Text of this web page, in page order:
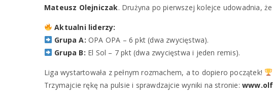
Mateusz Olejniczak. Drużyna po pierwszej kolejce udowadnia,
Aktualni liderzy:
Grupa A: OPA OPA – 6 pkt (dwa zwycięstwa).
Grupa B: El Sol – 7 pkt (dwa zwycięstwa i jeden remis).
Liga wystartowała z pełnym rozmachem, a to dopiero początek!
Trzymajcie rękę na pulsie i sprawdzajcie wyniki na stronie: